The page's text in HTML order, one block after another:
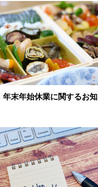
年末年始休業に関するお知